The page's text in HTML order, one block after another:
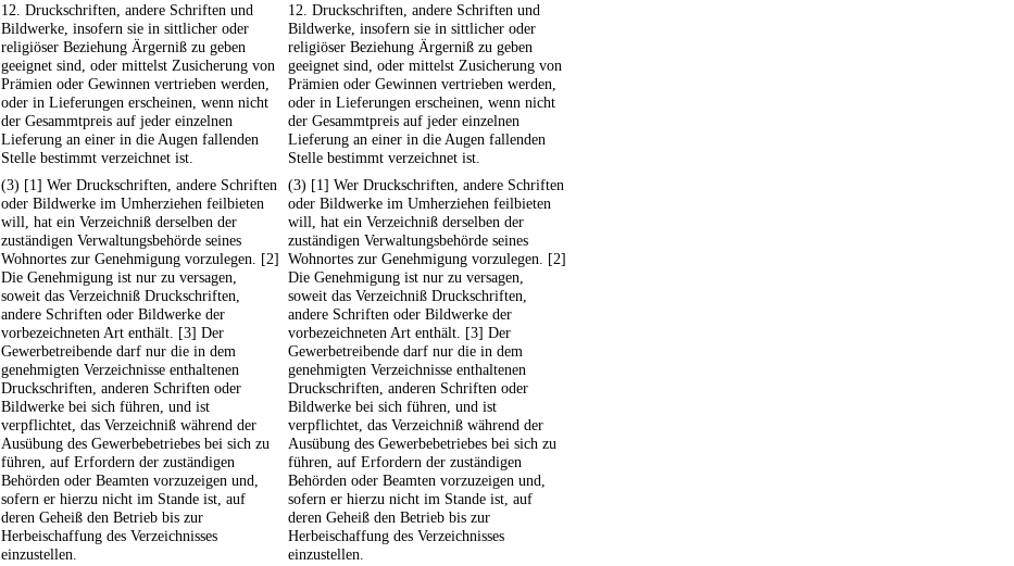
12. Druckschriften, andere Schriften und
Bildwerke, insofern sie in sittlicher oder
religiöser Beziehung Ärgerniß zu geben
geeignet sind, oder mittelst Zusicherung von
Prämien oder Gewinnen vertrieben werden,
oder in Lieferungen erscheinen, wenn nicht
der Gesammtpreis auf jeder einzelnen
Lieferung an einer in die Augen fallenden
Stelle bestimmt verzeichnet ist.
12. Druckschriften, andere Schriften und
Bildwerke, insofern sie in sittlicher oder
religiöser Beziehung Ärgerniß zu geben
geeignet sind, oder mittelst Zusicherung von
Prämien oder Gewinnen vertrieben werden,
oder in Lieferungen erscheinen, wenn nicht
der Gesammtpreis auf jeder einzelnen
Lieferung an einer in die Augen fallenden
Stelle bestimmt verzeichnet ist.
(3) [1] Wer Druckschriften, andere Schriften
oder Bildwerke im Umherziehen feilbieten
will, hat ein Verzeichniß derselben der
zuständigen Verwaltungsbehörde seines
Wohnortes zur Genehmigung vorzulegen. [2]
Die Genehmigung ist nur zu versagen,
soweit das Verzeichniß Druckschriften,
andere Schriften oder Bildwerke der
vorbezeichneten Art enthält. [3] Der
Gewerbetreibende darf nur die in dem
genehmigten Verzeichnisse enthaltenen
Druckschriften, anderen Schriften oder
Bildwerke bei sich führen, und ist
verpflichtet, das Verzeichniß während der
Ausübung des Gewerbebetriebes bei sich zu
führen, auf Erfordern der zuständigen
Behörden oder Beamten vorzuzeigen und,
sofern er hierzu nicht im Stande ist, auf
deren Geheiß den Betrieb bis zur
Herbeischaffung des Verzeichnisses
einzustellen.
(3) [1] Wer Druckschriften, andere Schriften
oder Bildwerke im Umherziehen feilbieten
will, hat ein Verzeichniß derselben der
zuständigen Verwaltungsbehörde seines
Wohnortes zur Genehmigung vorzulegen. [2]
Die Genehmigung ist nur zu versagen,
soweit das Verzeichniß Druckschriften,
andere Schriften oder Bildwerke der
vorbezeichneten Art enthält. [3] Der
Gewerbetreibende darf nur die in dem
genehmigten Verzeichnisse enthaltenen
Druckschriften, anderen Schriften oder
Bildwerke bei sich führen, und ist
verpflichtet, das Verzeichniß während der
Ausübung des Gewerbebetriebes bei sich zu
führen, auf Erfordern der zuständigen
Behörden oder Beamten vorzuzeigen und,
sofern er hierzu nicht im Stande ist, auf
deren Geheiß den Betrieb bis zur
Herbeischaffung des Verzeichnisses
einzustellen.